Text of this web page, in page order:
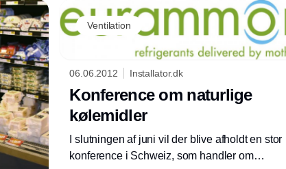
Ventilation
06.06.2012 Installator.dk
Konference om naturlige
kølemidler
I slutningen af juni vil der blive afholdt en stor
konference i Schweiz, som handler om